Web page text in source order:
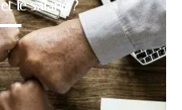
le salarié ?